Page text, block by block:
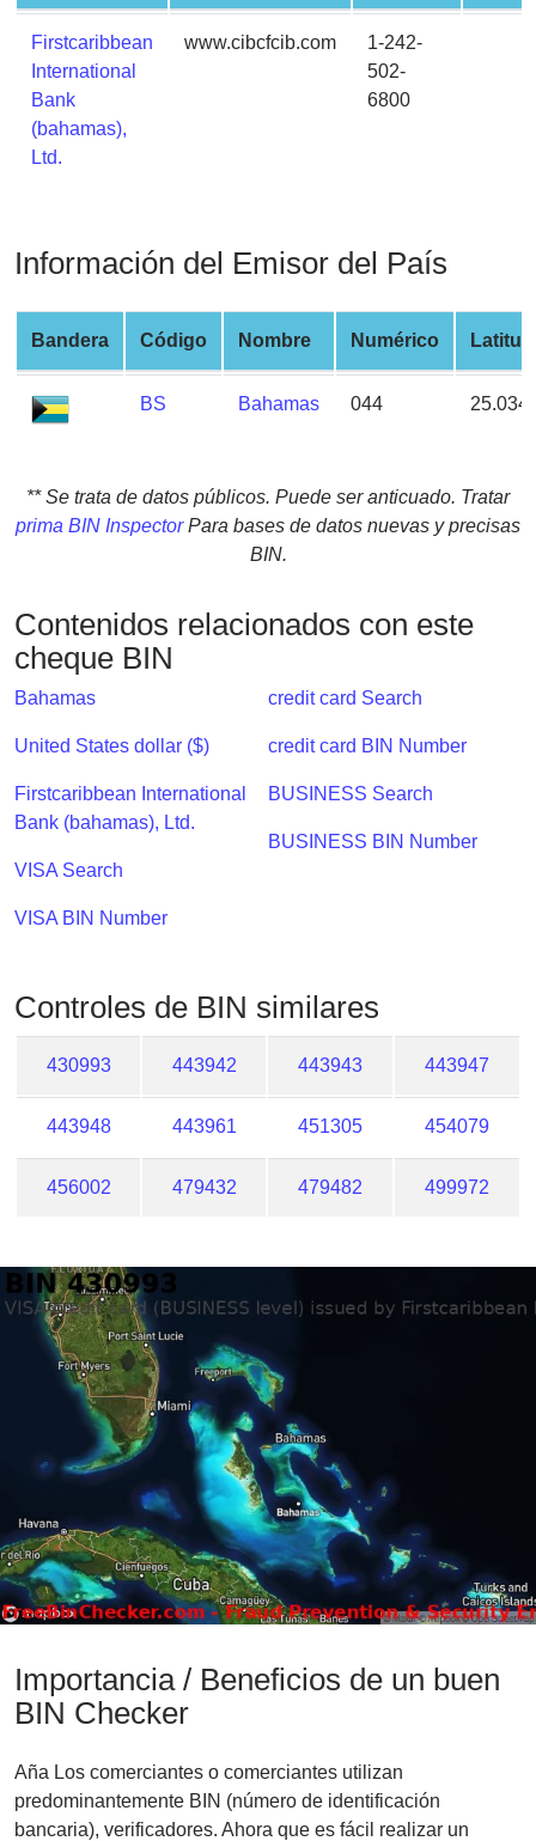
Generate
Credit
Card
from
BIN
Credit
Service
is
My
IP
IP
Lookup
Checker
/
Validator
Firstcaribbean
International
Bank
(bahamas),
Ltd.
www.cibcfcib.com
1-242-
502-
6800
Información del Emisor del País
Bandera Código Nombre Numérico Latitud
BS Bahamas 044
** Se trata de datos públicos. Puede ser anticuado. Tratar
prima BIN InspectorPara bases de datos nuevas y precisas
BIN.
Contenidos relacionados con este
cheque BIN
Bahamas
United States dollar ($)
Firstcaribbean International
Bank (bahamas), Ltd.
VISA Search
VISA BIN Number
credit card Search
credit card BIN Number
BUSINESS Search
BUSINESS BIN Number
Controles de BIN similares
430993 443942 443943 443947
443948 443961 451305 454079
456002 479432 479482 499972
Importancia / Beneficios de un buen
BIN Checker
Aña Los comerciantes o comerciantes utilizan
predominantemente BIN (número de identificación
bancaria), verificadores. Ahora que es fácil realizar un